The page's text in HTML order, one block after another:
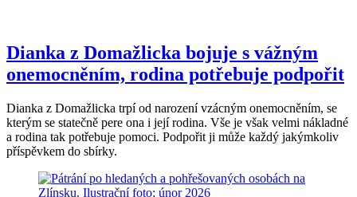
Dianka z Domažlicka bojuje s vážným
onemocněním, rodina potřebuje podpořit
Dianka z Domažlicka trpí od narození vzácným onemocněním, se
kterým se statečně pere ona i její rodina. Vše je však velmi nákladné
a rodina tak potřebuje pomoci. Podpořit ji může každý jakýmkoliv
příspěvkem do sbírky.